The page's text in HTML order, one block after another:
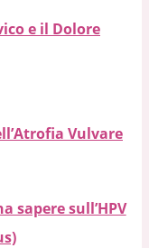
e il Dolore
Vulvare
sapere sull’HPV